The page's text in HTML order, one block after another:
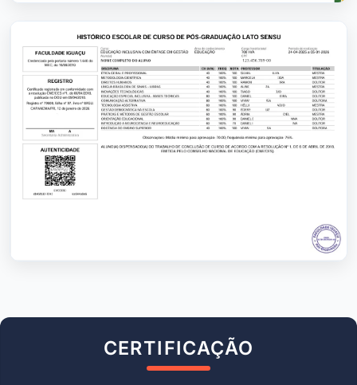
CERTIFICAÇÃO